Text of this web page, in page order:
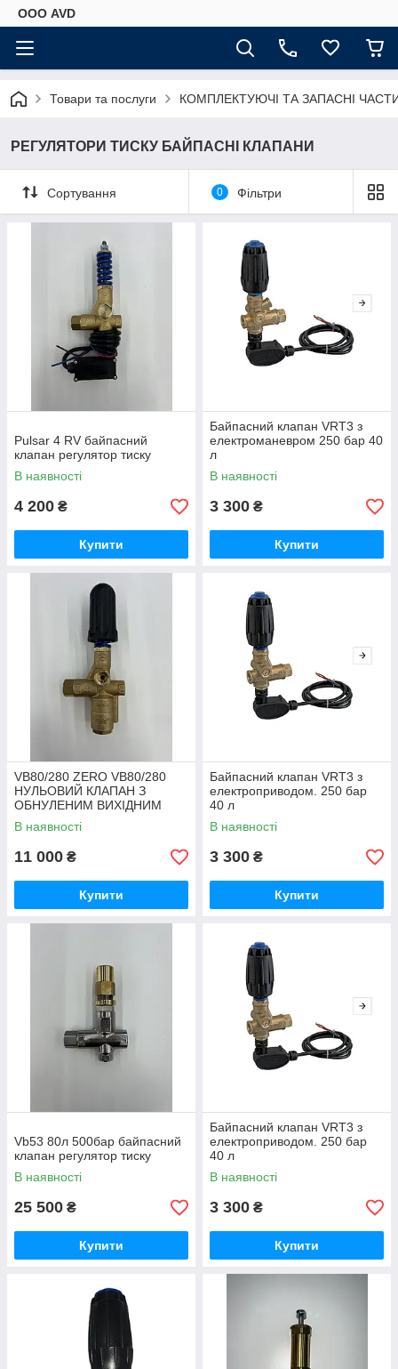
ООО AVD
Товари та послуги КОМПЛЕКТУЮЧІ ТА ЗАПАСНІ
РЕГУЛЯТОРИ ТИСКУ БАЙПАСНІ КЛАПАНИ
Сортування 0 Фільтри
Pulsar 4 RV байпасний
клапан регулятор тиску
В наявності
4 200 ₴
Купити
Байпасний клапан VRT3 з
електроманевром 250 бар 40
л
В наявності
3 300 ₴
Купити
VB80/280 ZERO VB80/280
НУЛЬОВИЙ КЛАПАН З
ОБНУЛЕНИМ ВИХІДНИМ
ТИСКОМ, В БАЙПАСІ
В наявності
11 000 ₴
Купити
Байпасний клапан VRT3 з
електроприводом. 250 бар
40 л
В наявності
3 300 ₴
Купити
Vb53 80л 500бар байпасний
клапан регулятор тиску
В наявності
25 500 ₴
Купити
Байпасний клапан VRT3 з
електроприводом. 250 бар
40 л
В наявності
3 300 ₴
Купити